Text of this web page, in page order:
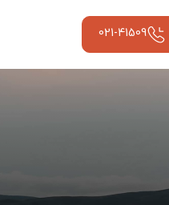
021-41509